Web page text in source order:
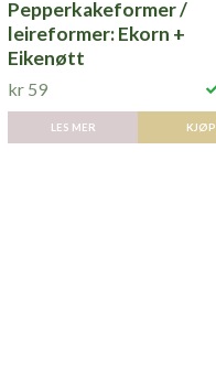
Pepperkakeformer /
leireformer: Ekorn +
Eikenøtt
kr 59
LES MER